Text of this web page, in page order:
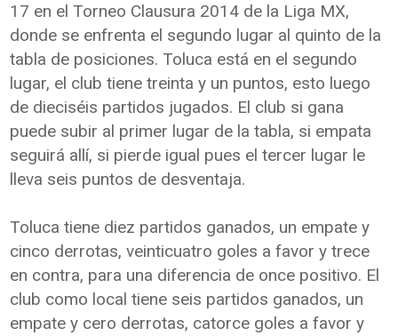
17 en el Torneo Clausura 2014 de la Liga MX,
donde se enfrenta el segundo lugar al quinto de la
tabla de posiciones. Toluca está en el segundo
lugar, el club tiene treinta y un puntos, esto luego
de dieciséis partidos jugados. El club si gana
puede subir al primer lugar de la tabla, si empata
seguirá allí, si pierde igual pues el tercer lugar le
lleva seis puntos de desventaja.
Toluca tiene diez partidos ganados, un empate y
cinco derrotas, veinticuatro goles a favor y trece
en contra, para una diferencia de once positivo. El
club como local tiene seis partidos ganados, un
empate y cero derrotas, catorce goles a favor y